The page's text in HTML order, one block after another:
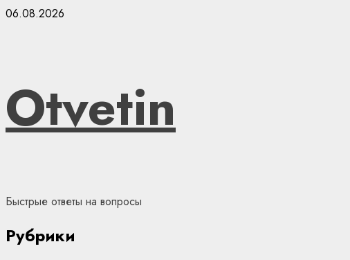
Skip
06.08.2026
Otvetin
Быстрые ответы на вопросы
Рубрики